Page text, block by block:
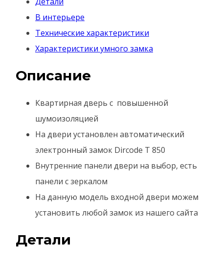
В интерьере
Технические характеристики
Характеристики умного замка
Описание
Квартирная дверь с повышенной
шумоизоляцией
На двери установлен автоматический
электронный замок Dircode T 850
Внутренние панели двери на выбор, есть
панели с зеркалом
На данную модель входной двери можем
установить любой замок из нашего сайта
Детали